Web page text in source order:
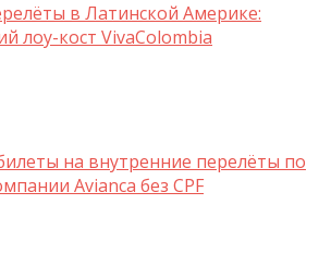
в Латинской Америке:
лоу-кост VivaColombia
на внутренние перелёты по
Avianca без CPF